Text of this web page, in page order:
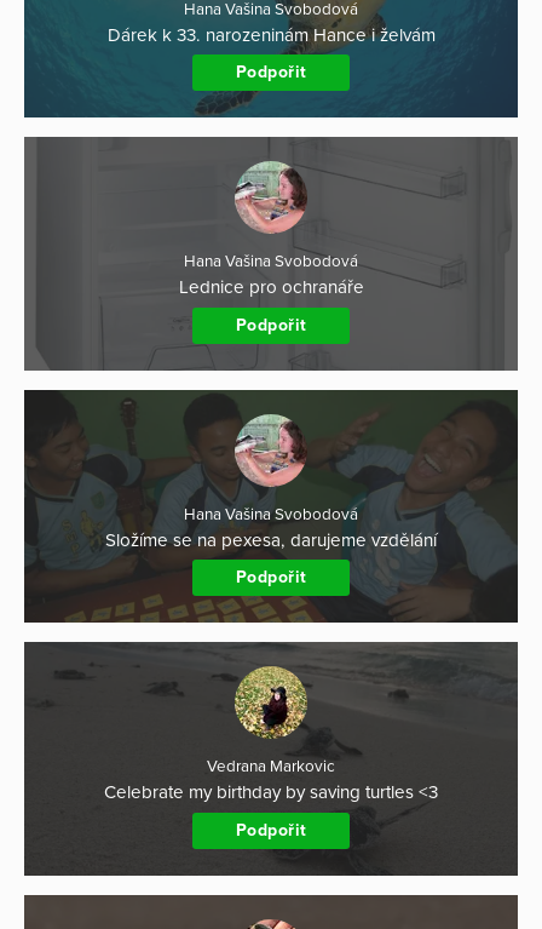
Hana Vašina Svobodová
Dárek k 33. narozeninám Hance i želvám
Podpořit
Hana Vašina Svobodová
Lednice pro ochranáře
Podpořit
Hana Vašina Svobodová
Složíme se na pexesa, darujeme vzdělání
Podpořit
Vedrana Markovic
Celebrate my birthday by saving turtles <3
Podpořit